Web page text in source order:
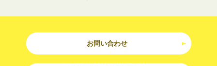
お問い合わせ